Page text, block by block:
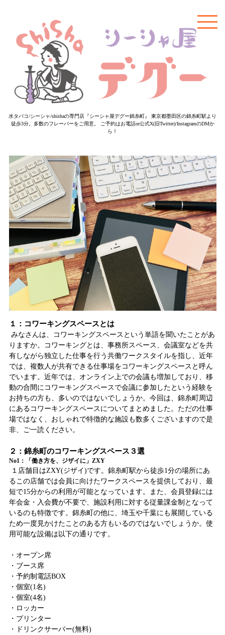
水タバコ/シーシャ/shishaの専門店『シーシャ屋デグー錦糸町』 東京都墨田区の錦糸町駅より
徒歩3分。多数のフレーバーをご用意。 ご予約はお電話or公式X(旧Twitter)/InstagramのDMか
ら！
１：コワーキングスペースとは
みなさんは、コワーキングスペースという単語を聞いたことがあ
りますか。
コワーキングとは、事務所スペース、会議室などを共
有しながら独立した仕事を行う共働ワークスタイルを指し、近年
では、複数人が共有できる仕事場をコワーキングスペースと呼ん
でいます。近年では、オンライン上での会議も増加しており、移
動の合間にコワーキングスペースで会議に参加したという経験を
お持ちの方も、多いのではないでしょうか。今回は、錦糸町周辺
にあるコワーキングスペースについてまとめました。ただの仕事
場ではなく、おしゃれで特徴的な施設も数多くございますので是
非、ご一読ください。
２：錦糸町のコワーキングスペース３選
No1：「働き方を、ジザイに」ZXY
１店舗目はZXY(ジザイ)です。錦糸町駅から徒歩1分の場所にあ
るこの店舗では会員に向けたワークスペースを提供しており、最
短で15分からの利用が可能となっています。また、会員登録には
年会金・入会費が不要で、施設利用に対する従量課金制となって
いるのも特徴です。錦糸町の他に、埼玉や千葉にも展開している
ため一度見かけたことのある方もいるのではないでしょうか。使
用可能な設備は以下の通りです。
・オープン席
・ブース席
・予約制電話BOX
・個室(1名)
・個室(4名)
・ロッカー
・プリンター
・ドリンクサーバー(無料)